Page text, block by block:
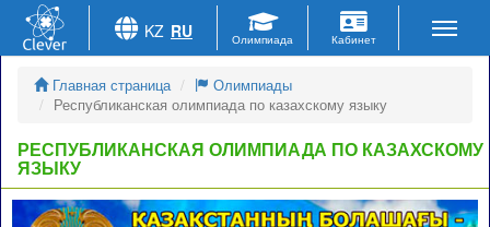
Главная страница
Олимпиады
Республиканская олимпиада по казахскому языку
РЕСПУБЛИКАНСКАЯ ОЛИМПИАДА ПО КАЗАХСКОМУ
ЯЗЫКУ
KZ RU